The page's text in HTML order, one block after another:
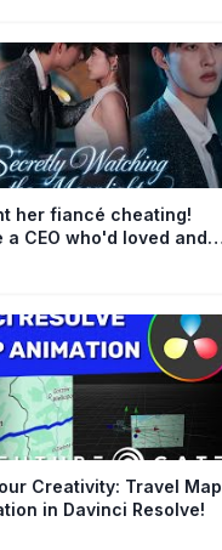
her fiancé cheating!
a CEO who'd loved and
for years. ❤️
Creativity: Travel Map
in Davinci Resolve!